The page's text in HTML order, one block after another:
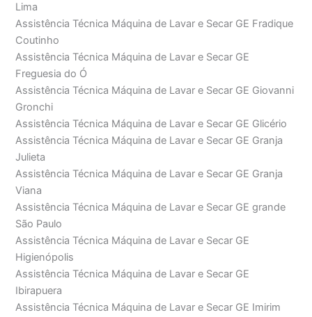
Lima
Assistência Técnica Máquina de Lavar e Secar GE Fradique
Coutinho
Assistência Técnica Máquina de Lavar e Secar GE
Freguesia do Ó
Assistência Técnica Máquina de Lavar e Secar GE Giovanni
Gronchi
Assistência Técnica Máquina de Lavar e Secar GE Glicério
Assistência Técnica Máquina de Lavar e Secar GE Granja
Julieta
Assistência Técnica Máquina de Lavar e Secar GE Granja
Viana
Assistência Técnica Máquina de Lavar e Secar GE grande
São Paulo
Assistência Técnica Máquina de Lavar e Secar GE
Higienópolis
Assistência Técnica Máquina de Lavar e Secar GE
Ibirapuera
Assistência Técnica Máquina de Lavar e Secar GE Imirim